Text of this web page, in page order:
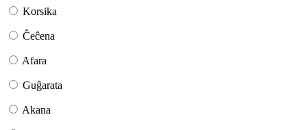
Korsika
Ĉeĉena
Afara
Guĝarata
Akana